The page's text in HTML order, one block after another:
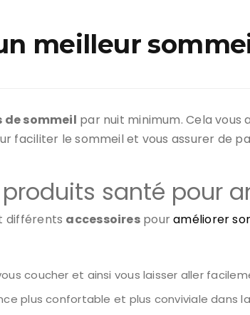
meilleur
de sommeil par nuit minimum. Cela
le sommeil et vous assurer de
santé pour
différents accessoirespouraméliorer
coucher et ainsi vous laisser aller
plus confortable et plus conviviale dans